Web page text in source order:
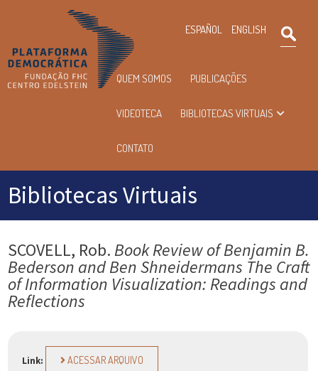
ESPAÑOL ENGLISH
Menu
principal
QUEM SOMOS PUBLICAÇÕES
VIDEOTECA BIBLIOTECAS VIRTUAIS
CONTATO
Bibliotecas Virtuais
SCOVELL, Rob. Book Review of Benjamin B.
Bederson and Ben Shneidermans The Craft
of Information Visualization: Readings and
Reflections
Link: ACESSAR ARQUIVO